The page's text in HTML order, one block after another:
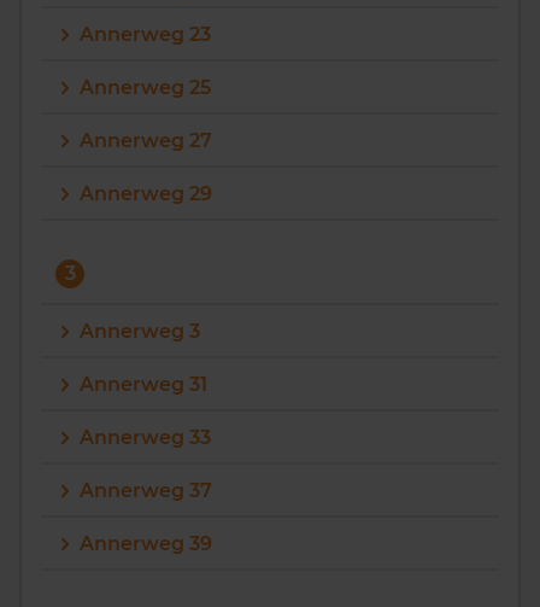
Annerweg 23
Annerweg 25
Annerweg 27
Annerweg 29
3
Annerweg 3
Annerweg 31
Annerweg 33
Annerweg 37
Annerweg 39